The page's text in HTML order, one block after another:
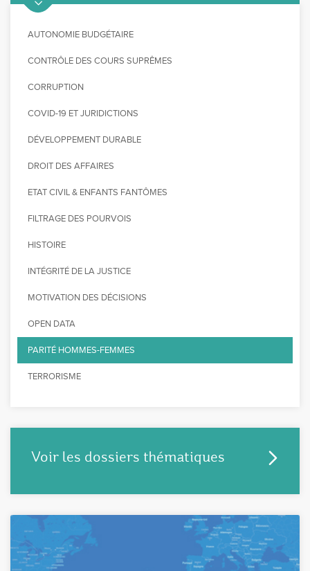
AUTONOMIE BUDGÉTAIRE
CONTRÔLE DES COURS SUPRÊMES
CORRUPTION
COVID-19 ET JURIDICTIONS
DÉVELOPPEMENT DURABLE
DROIT DES AFFAIRES
ETAT CIVIL & ENFANTS FANTÔMES
FILTRAGE DES POURVOIS
HISTOIRE
INTÉGRITÉ DE LA JUSTICE
MOTIVATION DES DÉCISIONS
OPEN DATA
PARITÉ HOMMES-FEMMES
TERRORISME
Voir les dossiers thématiques